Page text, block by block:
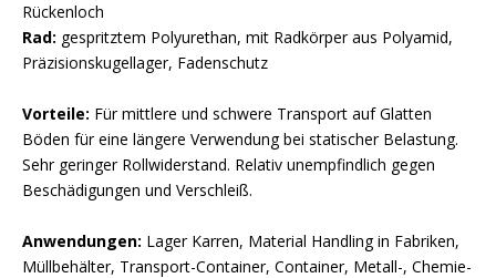
Rückenloch
Rad: gespritztem Polyurethan, mit Radkörper aus Polyamid,
Präzisionskugellager, Fadenschutz
Vorteile: Für mittlere und schwere Transport auf Glatten
Böden für eine längere Verwendung bei statischer Belastung.
Sehr geringer Rollwiderstand. Relativ unempfindlich gegen
Beschädigungen und Verschleiß.
Anwendungen: Lager Karren, Material Handling in Fabriken,
Müllbehälter, Transport-Container, Container, Metall-, Chemie-